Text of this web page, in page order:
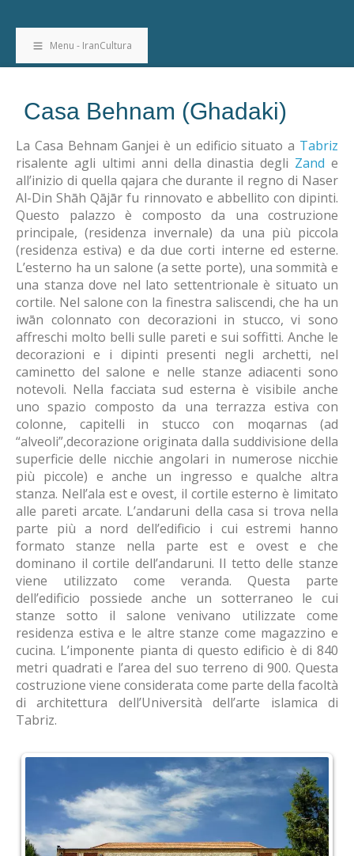
Menu - IranCultura
Casa Behnam (Ghadaki)
La Casa Behnam Ganjei è un edificio situato a Tabriz
risalente agli ultimi anni della dinastia degli Zand e
all’inizio di quella qajara che durante il regno di Naser
Al-Din Shāh Qājār fu rinnovato e abbellito con dipinti.
Questo palazzo è composto da una costruzione
principale, (residenza invernale) da una più piccola
(residenza estiva) e da due corti interne ed esterne.
L’esterno ha un salone (a sette porte), una sommità e
una stanza dove nel lato settentrionale è situato un
cortile. Nel salone con la finestra saliscendi, che ha un
iwān colonnato con decorazioni in stucco, vi sono
affreschi molto belli sulle pareti e sui soffitti. Anche le
decorazioni e i dipinti presenti negli archetti, nel
caminetto del salone e nelle stanze adiacenti sono
notevoli. Nella facciata sud esterna è visibile anche
uno spazio composto da una terrazza estiva con
colonne, capitelli in stucco con moqarnas (ad
“alveoli”,decorazione originata dalla suddivisione della
superficie delle nicchie angolari in numerose nicchie
più piccole) e anche un ingresso e qualche altra
stanza. Nell’ala est e ovest, il cortile esterno è limitato
alle pareti arcate. L’andaruni della casa si trova nella
parte più a nord dell’edificio i cui estremi hanno
formato stanze nella parte est e ovest e che
dominano il cortile dell’andaruni. Il tetto delle stanze
viene utilizzato come veranda. Questa parte
dell’edificio possiede anche un sotterraneo le cui
stanze sotto il salone venivano utilizzate come
residenza estiva e le altre stanze come magazzino e
cucina. L’imponente pianta di questo edificio è di 840
metri quadrati e l’area del suo terreno di 900. Questa
costruzione viene considerata come parte della facoltà
di architettura dell’Università dell’arte islamica di
Tabriz.